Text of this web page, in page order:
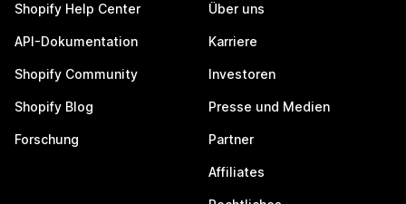
Shopify Help Center
API-Dokumentation
Shopify Community
Shopify Blog
Forschung
Über uns
Karriere
Investoren
Presse und Medien
Partner
Affiliates